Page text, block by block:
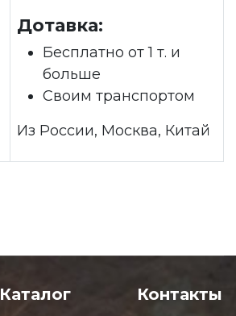
Дотавка:
Бесплатно от 1 т. и
больше
Своим транспортом
Из России, Москва, Китай
Каталог Контакты